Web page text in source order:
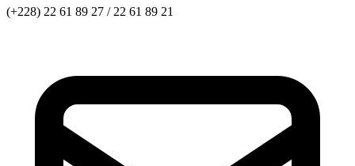
(+228) 22 61 89 27 / 22 61 89 21